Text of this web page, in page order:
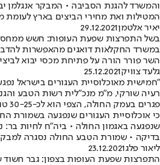
והמשרד להגנת הסביבה • המבקר אנגלמן
המטילות ואת מחירי הביצים בארץ לעומת
יאיר אלטמן29.12.2021
בשל התפרצות שפעת העופות: חשש
במשרד החקלאות דואגים מהאפשרות
השר פורר הורה על פתיחת מכסי יבוא
גלעד צוויק25.12.2021
"חמישית מאוכלוסיית העגורים בישראל
רעיה שורקי, מ"מ מנכ"לית רשות הטבע
כי אוכלוסיית העגורים שנפגעה בשמורת
שנפגעה באגמון החולה • ביה"ח לחיות
בדיקה • שמורת הטבע החולה נסגרה
ליאור פלג23.12.2021
התפרצות שפעת העופות בצפון: גבר חשוד